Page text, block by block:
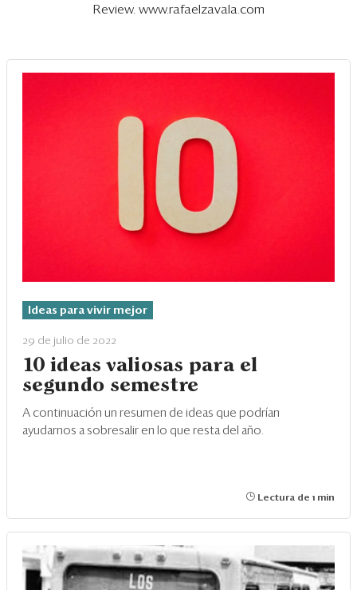
Review. www.rafaelzavala.com
Ideas para vivir mejor
29 de julio de 2022
10 ideas valiosas para el
segundo semestre
A continuación un resumen de ideas que podrían
ayudarnos a sobresalir en lo que resta del año.
Lectura de 1 min